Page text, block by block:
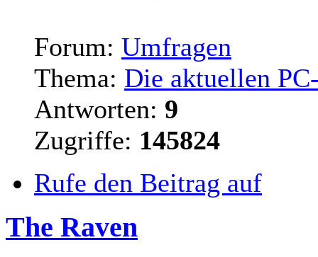
Forum: Umfragen
Thema: Die aktuellen
Antworten: 9
Zugriffe: 145824
Rufe den Beitrag auf
The Raven